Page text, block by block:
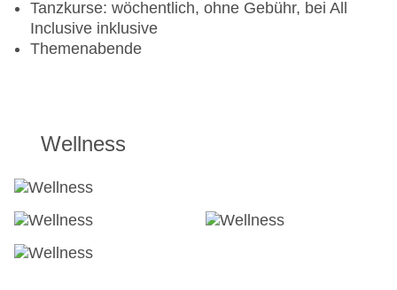
ohne Gebühr, bei All Inclusive inklusive
Pub „Cosmopolitan Bar Terraza“: täglich, ohne
Strandbar „Sunset Bar“: ab 18 Jahre, täglich,
Strandbar „Sunrise Bar“: täglich, ohne Gebühr
Tanzkurse: wöchentlich, ohne Gebühr, bei All
Inclusive inklusive
Themenabende
Wellness